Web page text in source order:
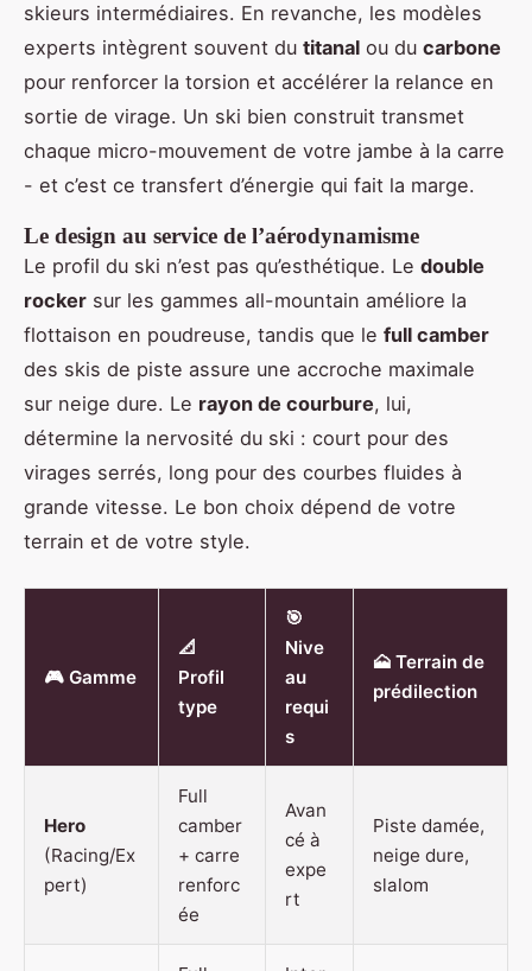
skieurs intermédiaires. En revanche, les modèles
experts intègrent souvent du titanal ou du carbone
pour renforcer la torsion et accélérer la relance en
sortie de virage. Un ski bien construit transmet
chaque micro-mouvement de votre jambe à la carre
- et c’est ce transfert d’énergie qui fait la marge.
Le design au service de l’aérodynamisme
Le profil du ski n’est pas qu’esthétique. Le double
rocker sur les gammes all-mountain améliore la
flottaison en poudreuse, tandis que le full camber
des skis de piste assure une accroche maximale
sur neige dure. Le rayon de courbure, lui,
détermine la nervosité du ski : court pour des
virages serrés, long pour des courbes fluides à
grande vitesse. Le bon choix dépend de votre
terrain et de votre style.
🎮 Gamme
📐
Profil
type
🎯
Nive
au
requi
s
🗻 Terrain de
prédilection
Hero
(Racing/Ex
pert)
Full
camber
+ carre
renforc
ée
Avan
cé à
expe
rt
Piste damée,
neige dure,
slalom